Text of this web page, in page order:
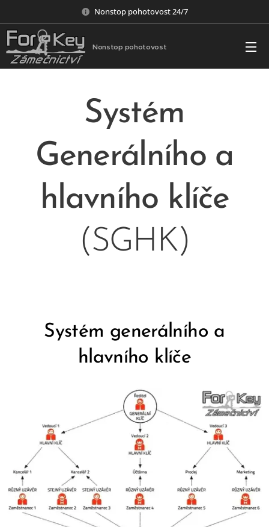
Nonstop pohotovost 24/7
Nonstop pohotovost
Systém
Generálního a
hlavního klíče
(SGHK)
Systém generálního a
hlavního klíče